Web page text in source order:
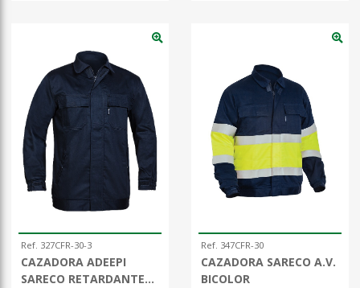
Ref. 327CFR-30-3
CAZADORA ADEEPI
SARECO RETARDANTE
Ref. 347CFR-30
CAZADORA SARECO A.V.
BICOLOR